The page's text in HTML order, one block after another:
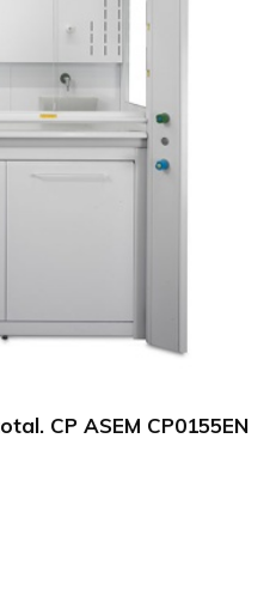
CP ASEM CP0155EN